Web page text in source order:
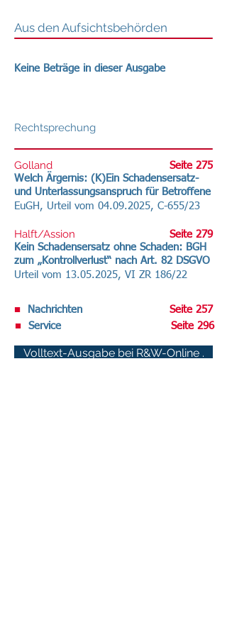
Aus den Aufsichtsbehörden
Keine Beträge in dieser Ausgabe
Rechtsprechung
Golland
Welch Ärgernis: (K)Ein Schadensersatz-
und Unterlassungsanspruch für Betroffene
Seite 275
EuGH, Urteil vom 04.09.2025, C-655/23
Halft/Assion
Kein Schadensersatz ohne Schaden: BGH
zum „Kontrollverlust“ nach Art. 82 DSGVO
Seite 279
Urteil vom 13.05.2025, VI ZR 186/22
■
Nachrichten
■
Service
Seite 257
Seite 296
Volltext-Ausgabe bei R&W-Online .